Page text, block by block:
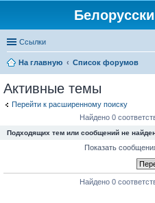
Ссылки
На главную
Список форумов
Активные темы
Перейти к расширенному поиску
Найдено 0
Подходящих тем или сообщений не
Показать
Найдено 0